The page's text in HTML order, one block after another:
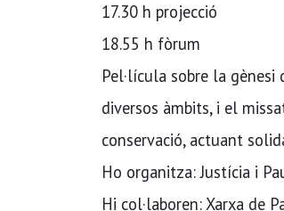
17.30 h projecció
18.55 h fòrum
Pel·lícula sobre la
diversos àmbits, i el
conservació, actuant
Ho organitza: Justícia i
Hi col·laboren: Xarxa de